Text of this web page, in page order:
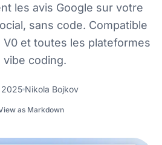
les avis Google sur votre
sans code. Compatible
V0 et toutes les plateformes
vibe coding.
2025 Nikola Bojkov
as Markdown